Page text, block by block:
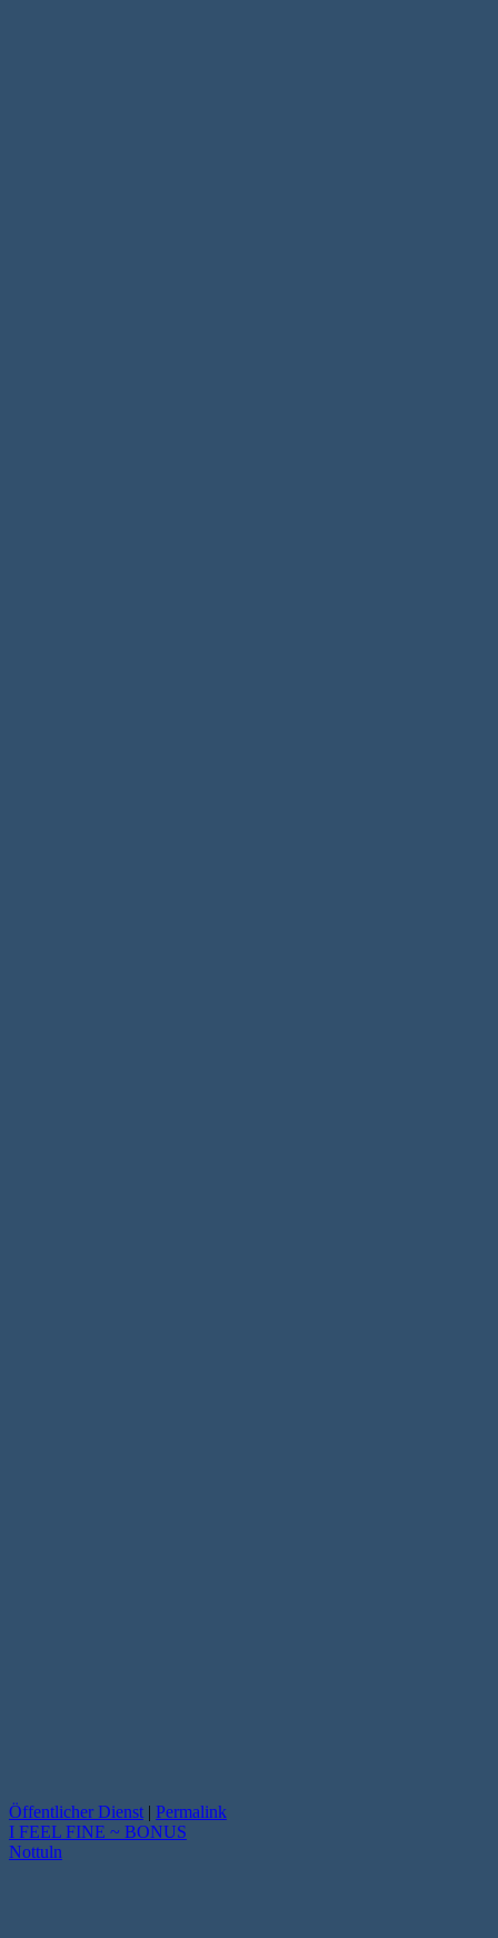
Öffentlicher Dienst | Permalink
I FEEL FINE ~ BONUS
Nottuln